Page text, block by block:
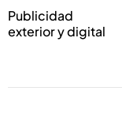
Publicidad
exterior y digital